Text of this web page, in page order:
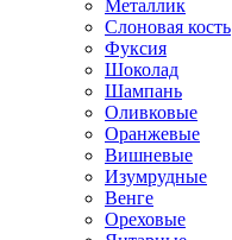
Металлик
Слоновая кость
Фуксия
Шоколад
Шампань
Оливковые
Оранжевые
Вишневые
Изумрудные
Венге
Ореховые